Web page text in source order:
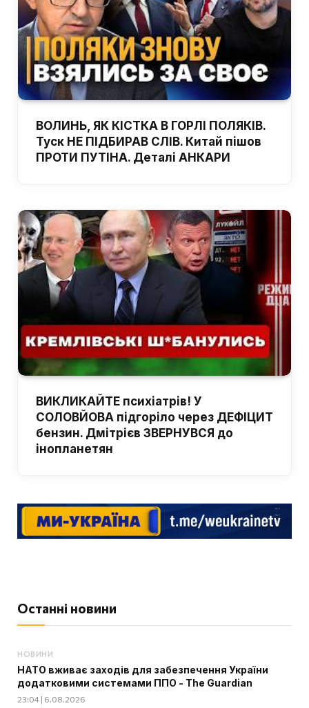
ВОЛИНЬ, ЯК КІСТКА В ГОРЛІ ПОЛЯКІВ.
Туск НЕ ПІДБИРАВ СЛІВ. Китай пішов
ПРОТИ ПУТІНА. Деталі АНКАРИ
ВИКЛИКАЙТЕ психіатрів! У
СОЛОВЙОВА підгоріло через ДЕФІЦИТ
бензин. Дмітрієв ЗВЕРНУВСЯ до
інопланетян
Останні новини
НОВИНИ
НАТО вживає заходів для забезпечення України
додатковими системами ППО - The Guardian
23:04 | 6.08.2026